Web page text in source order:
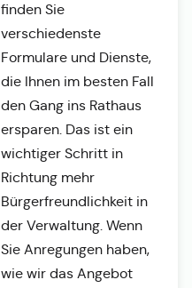
finden Sie
verschiedenste
Formulare und Dienste,
die Ihnen im besten Fall
den Gang ins Rathaus
ersparen. Das ist ein
wichtiger Schritt in
Richtung mehr
Bürgerfreundlichkeit in
der Verwaltung. Wenn
Sie Anregungen haben,
wie wir das Angebot